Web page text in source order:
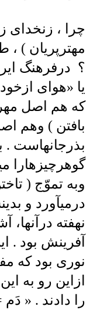
چرا ، زنخدای
مهترپریان ) ،
؟ درفرهنگ
یا «هوای
که هم اصل
بافتن ) وهم
بذرجانهاست .
گوهرچیزهارا
وبه تموّج (
درمیآورد و
نهفته درآنها،
آفرینش بود .
نوری بود که
ازاین رو به
را دادند . «